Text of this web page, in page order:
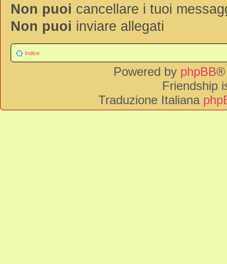
Non puoi cancellare i tuoi
Non puoi inviare allegati
Indice
Powered by phpBB®
Friendship
Traduzione Italiana